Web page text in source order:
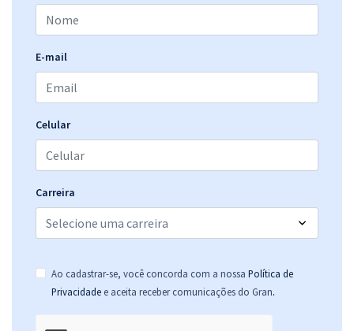
E-mail
Celular
Carreira
Ao cadastrar-se, você concorda com a nossa Política de
Privacidade e aceita receber comunicações do Gran.